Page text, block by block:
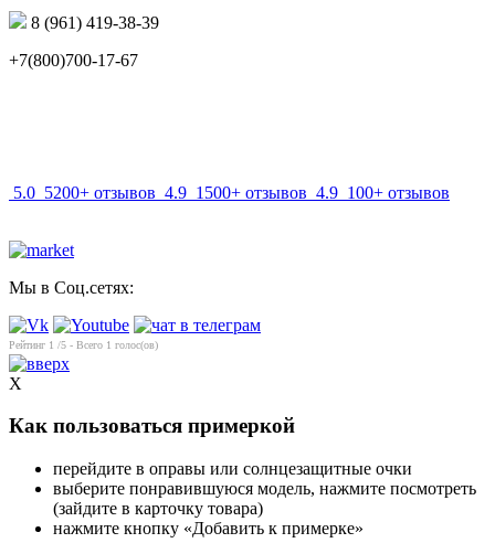
8 (961) 419-38-39
+7(800)700-17-67
5.0 5200+ отзывов 4.9 1500+ отзывов 4.9 100+ отзывов
Мы в Соц.сетях:
Рейтинг 1 /5 - Всего 1 голос(ов)
X
Как пользоваться примеркой
перейдите в оправы или солнцезащитные очки
выберите понравившуюся модель, нажмите посмотреть
(зайдите в карточку товара)
нажмите кнопку «Добавить к примерке»